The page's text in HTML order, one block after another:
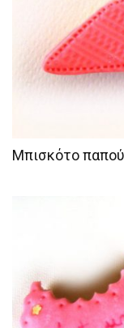
Μπισκότο